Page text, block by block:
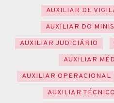
AUXILIAR DE
AUXILIAR DO
AUXILIAR JUDICIÁRIO
AUXILIAR
AUXILIAR OPERACIONAL
AUXILIAR